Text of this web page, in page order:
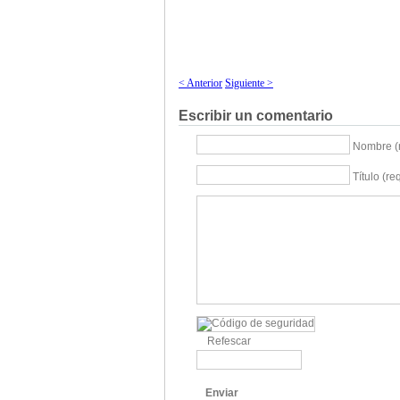
< Anterior Siguiente >
Escribir un comentario
Nombre
Título
Refescar
Enviar